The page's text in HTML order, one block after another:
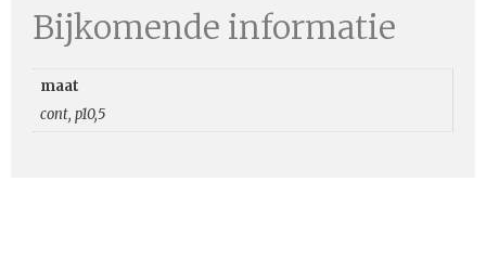
Bijkomende informatie
maat
cont, p10,5